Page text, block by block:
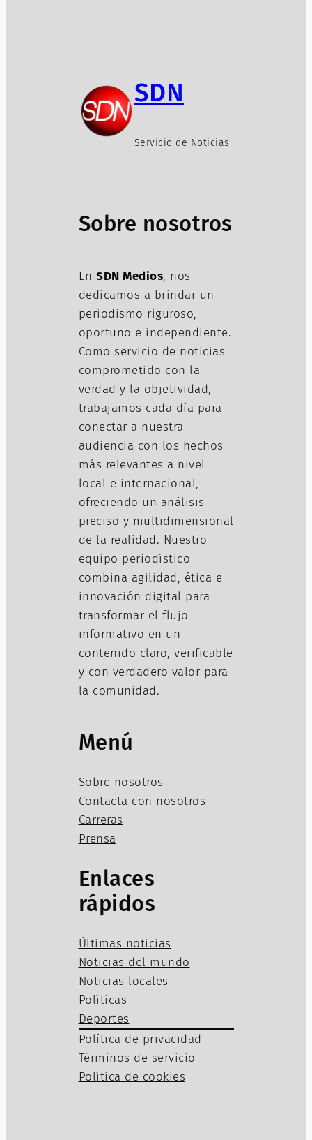
SDN
Servicio de Noticias
Sobre nosotros
En SDN Medios, nos
dedicamos a brindar un
periodismo riguroso,
oportuno e independiente.
Como servicio de noticias
comprometido con la
verdad y la objetividad,
trabajamos cada día para
conectar a nuestra
audiencia con los hechos
más relevantes a nivel
local e internacional,
ofreciendo un análisis
preciso y multidimensional
de la realidad. Nuestro
equipo periodístico
combina agilidad, ética e
innovación digital para
transformar el flujo
informativo en un
contenido claro, verificable
y con verdadero valor para
la comunidad.
Menú
Sobre nosotros
Contacta con nosotros
Carreras
Prensa
Enlaces
rápidos
Últimas noticias
Noticias del mundo
Noticias locales
Políticas
Deportes
Política de privacidad
Términos de servicio
Política de cookies